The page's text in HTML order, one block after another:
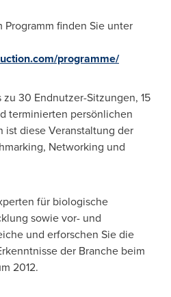
finden Sie unter
programme/
30 Endnutzer-Sitzungen, 15
terminierten persönlichen
ist diese Veranstaltung der
Networking und
für biologische
sowie vor- und
und erforschen Sie die
der Branche beim
2012.